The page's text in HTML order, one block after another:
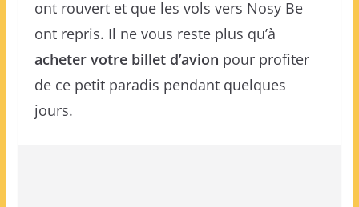
ont rouvert et que les vols vers Nosy Be
ont repris. Il ne vous reste plus qu’à
acheter votre billet d’avion pour profiter
de ce petit paradis pendant quelques
jours.